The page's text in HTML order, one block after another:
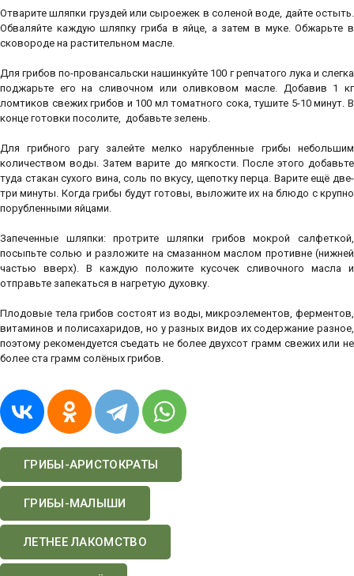
Отварите шляпки груздей или сыроежек в соленой воде, дайте остыть.
Обваляйте каждую шляпку гриба в яйце, а затем в муке. Обжарьте в
сковороде на растительном масле.
Для грибов по-провансальски нашинкуйте 100 г репчатого лука и слегка
поджарьте его на сливочном или оливковом масле. Добавив 1 кг
ломтиков свежих грибов и 100 мл томатного сока, тушите 5-10 минут. В
конце готовки посолите, добавьте зелень.
Для грибного рагу залейте мелко нарубленные грибы небольшим
количеством воды. Затем варите до мягкости. После этого добавьте
туда стакан сухого вина, соль по вкусу, щепотку перца. Варите ещё две-
три минуты. Когда грибы будут готовы, выложите их на блюдо с крупно
порубленными яйцами.
Запеченные шляпки: протрите шляпки грибов мокрой салфеткой,
посыпьте солью и разложите на смазанном маслом противне (нижней
частью вверх). В каждую положите кусочек сливочного масла и
отправьте запекаться в нагретую духовку.
Плодовые тела грибов состоят из воды, микроэлементов, ферментов,
витаминов и полисахаридов, но у разных видов их содержание разное,
поэтому рекомендуется съедать не более двухсот грамм свежих или не
более ста грамм солёных грибов.
ГРИБЫ-АРИСТОКРАТЫ
ГРИБЫ-МАЛЫШИ
ЛЕТНЕЕ ЛАКОМСТВО